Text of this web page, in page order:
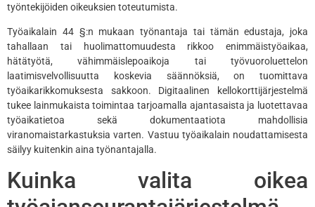
työntekijöiden oikeuksien toteutumista.
Työaikalain 44 §:n mukaan työnantaja tai tämän edustaja, joka
tahallaan tai huolimattomuudesta rikkoo enimmäistyöaikaa,
hätätyötä, vähimmäislepoaikoja tai työvuoroluettelon
laatimisvelvollisuutta koskevia säännöksiä, on tuomittava
työaikarikkomuksesta sakkoon. Digitaalinen kellokorttijärjestelmä
tukee lainmukaista toimintaa tarjoamalla ajantasaista ja luotettavaa
työaikatietoa sekä dokumentaatiota mahdollisia
viranomaistarkastuksia varten. Vastuu työaikalain noudattamisesta
säilyy kuitenkin aina työnantajalla.
Kuinka valita oikea